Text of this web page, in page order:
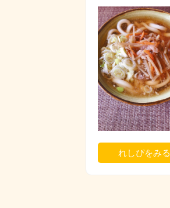
れしぴをみる